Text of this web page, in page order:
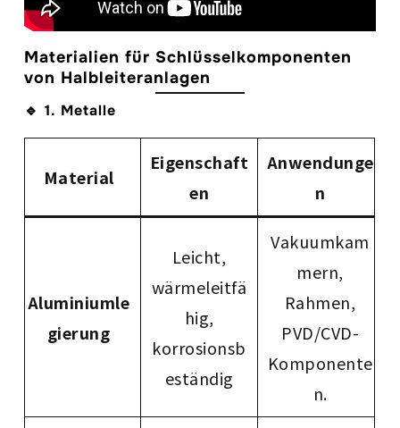
Materialien für Schlüsselkomponenten
von Halbleiteranlagen
🔹 1. Metalle
Material
Eigenschaft
en
Anwendunge
n
Aluminiumle
gierung
Leicht,
wärmeleitfä
hig,
korrosionsb
eständig
Vakuumkam
mern,
Rahmen,
PVD/CVD-
Komponente
n.